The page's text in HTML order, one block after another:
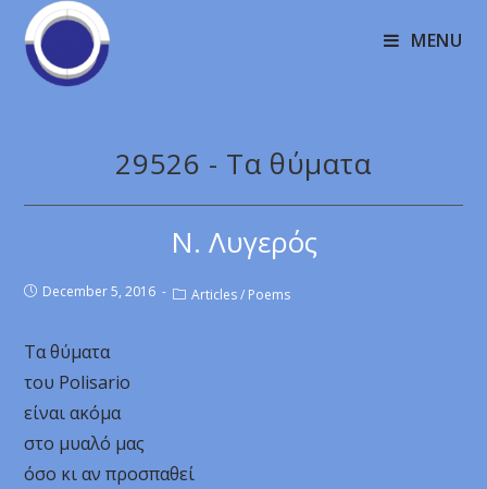
MENU
29526 - Τα θύματα
Ν. Λυγερός
December 5, 2016 Articles / Poems
Τα θύματα
του Polisario
είναι ακόμα
στο μυαλό μας
όσο κι αν προσπαθεί